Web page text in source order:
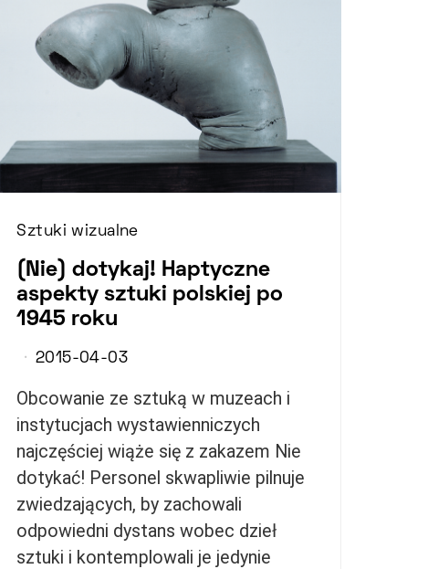
Sztuki wizualne
(Nie) dotykaj! Haptyczne
aspekty sztuki polskiej po
1945 roku
2015-04-03
Obcowanie ze sztuką w muzeach i
instytucjach wystawienniczych
najczęściej wiąże się z zakazem Nie
dotykać! Personel skwapliwie pilnuje
zwiedzających, by zachowali
odpowiedni dystans wobec dzieł
sztuki i kontemplowali je jedynie